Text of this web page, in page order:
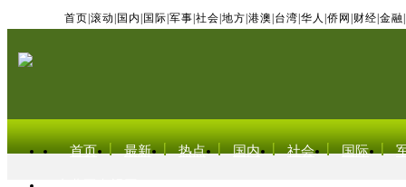
首页 滚动 国内 国际 军事 社会 地方 港澳 台湾 华人 侨网 财经 金融
首页 最新 热点 国内 社会 国际